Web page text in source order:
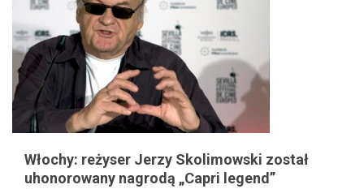
Włochy: reżyser Jerzy Skolimowski został
uhonorowany nagrodą „Capri legend”